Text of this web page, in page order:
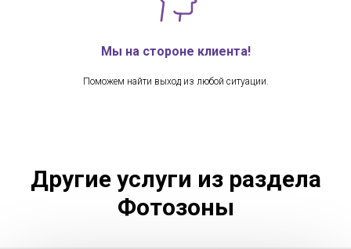
Мы на стороне клиента!
Поможем найти выход из любой ситуации.
Другие услуги из раздела
Фотозоны